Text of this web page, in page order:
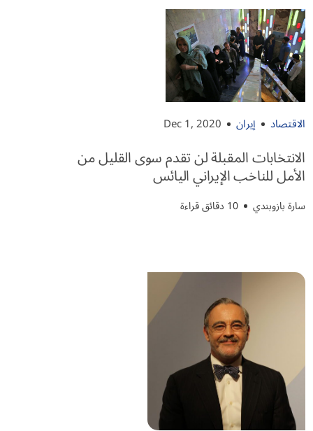
الاقتصاد إيران Dec 1, 2020
الانتخابات المقبلة لن تقدم سوى القليل من
الأمل للناخب الإيراني اليائس
سارة بازوبندي 10 دقائق قراءة